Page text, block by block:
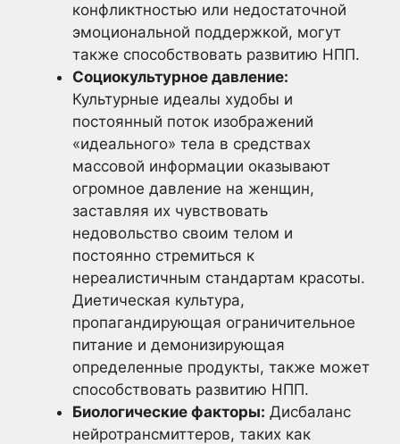
конфликтностью или недостаточной
эмоциональной поддержкой, могут
также способствовать развитию НПП.
Социокультурное давление:
Культурные идеалы худобы и
постоянный поток изображений
«идеального» тела в средствах
массовой информации оказывают
огромное давление на женщин,
заставляя их чувствовать
недовольство своим телом и
постоянно стремиться к
нереалистичным стандартам красоты.
Диетическая культура,
пропагандирующая ограничительное
питание и демонизирующая
определенные продукты, также может
способствовать развитию НПП.
Биологические факторы: Дисбаланс
нейротрансмиттеров, таких как